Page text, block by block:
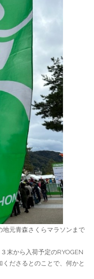
地元青森さくらマラソンまで
末から入荷予定のRYOGEN
ださるとのことで、何かと